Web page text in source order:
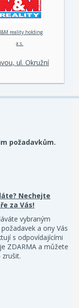
reality holding
a.s.
ul. Okružní
požadavkům.
Nechejte
za Vás!
vybraným
a ony Vás
s odpovídajícími
ZDARMA a můžete